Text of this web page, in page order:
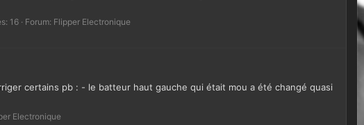
16 Forum: Flipper Electronique
certains pb : - le batteur haut gauche qui était mou a été changé quasi
Electronique